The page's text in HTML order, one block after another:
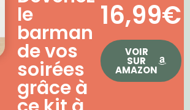
le
barman
de vos
soirées
grâce à
16,99€
VOIR
SUR
AMAZON